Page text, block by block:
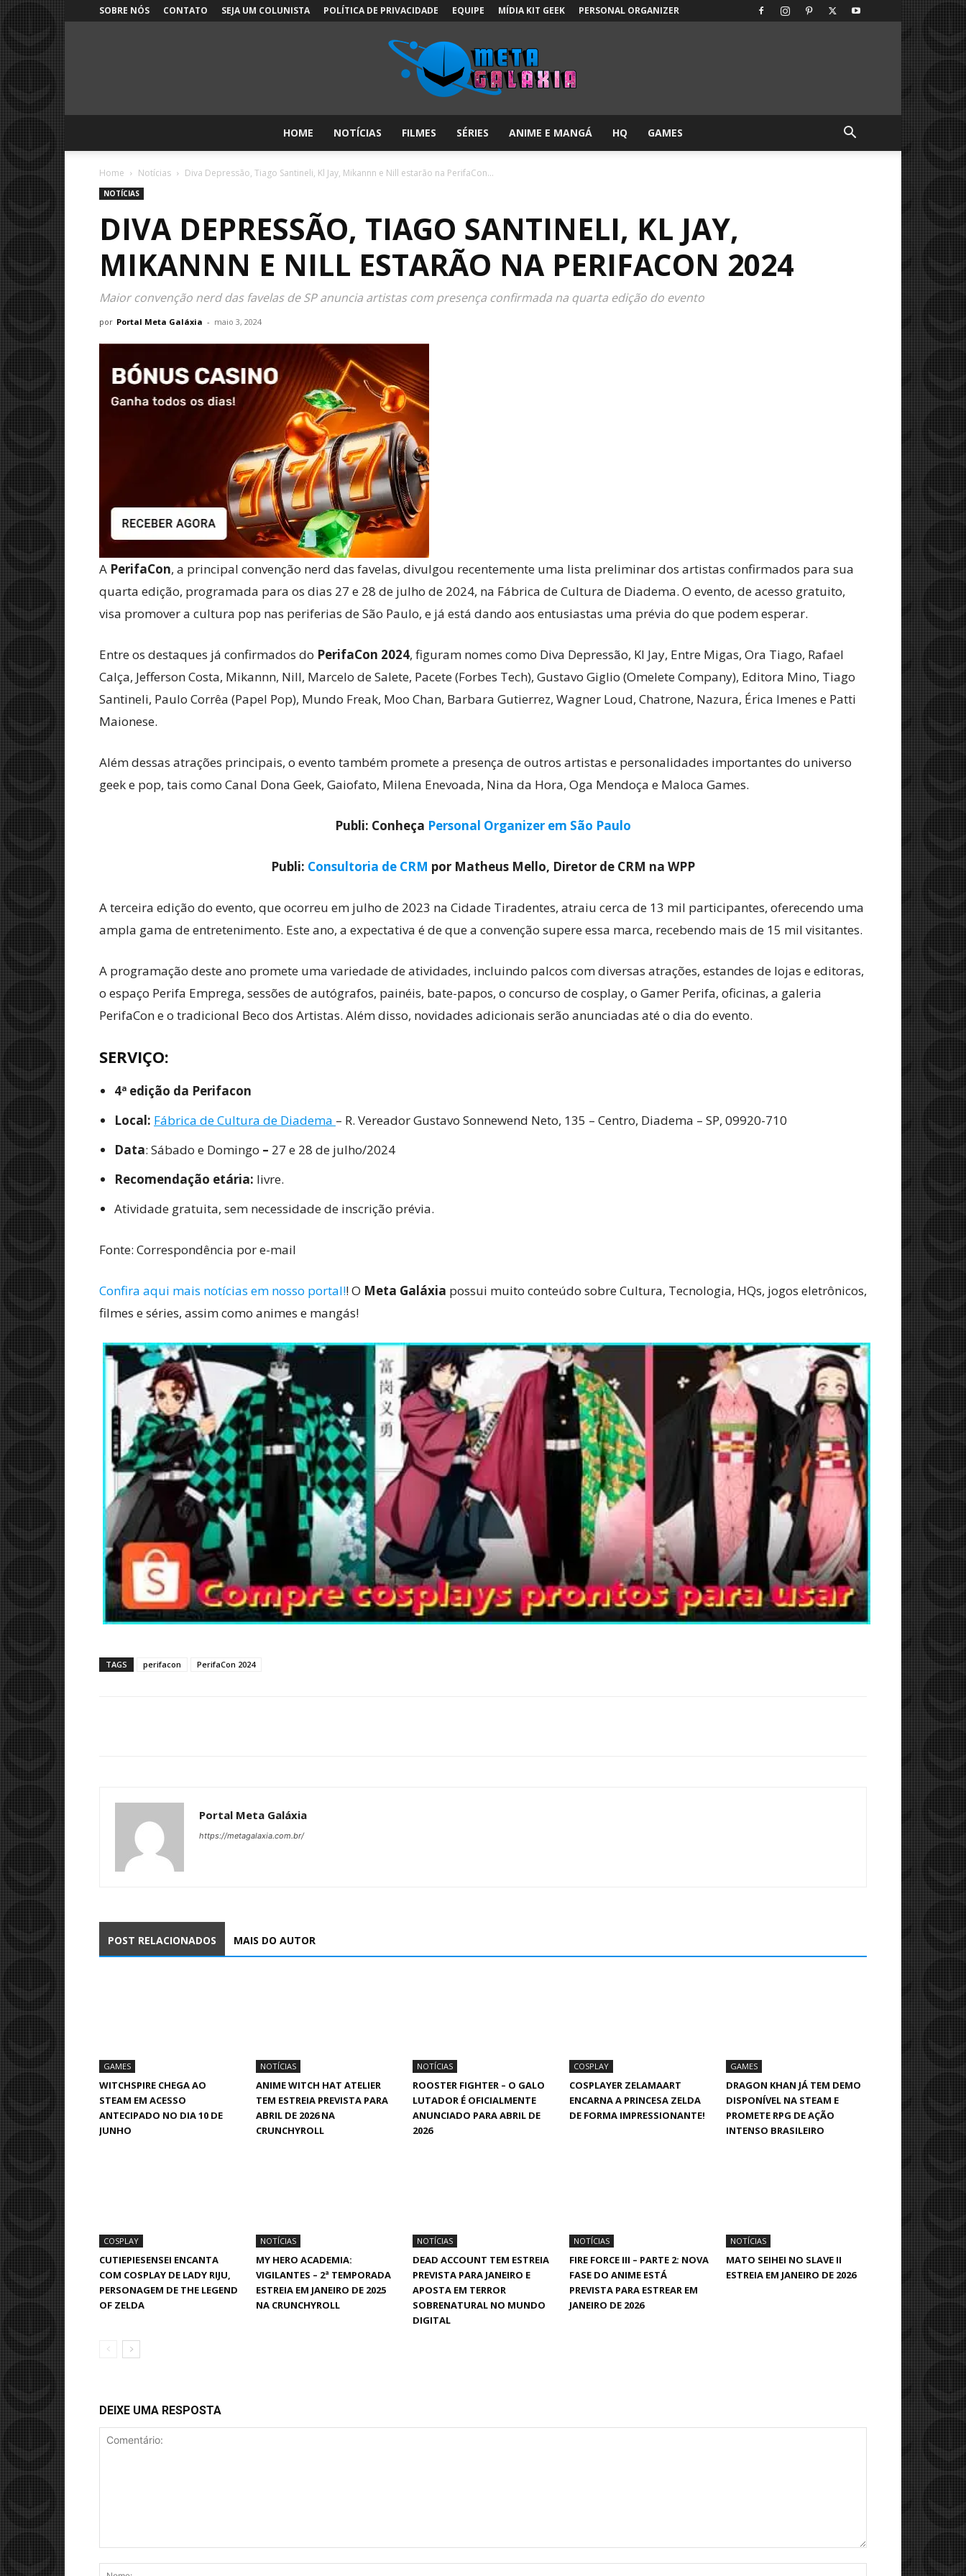
SOBRE NÓS CONTATO SEJA UM COLUNISTA POLÍTICA DE PRIVACIDADE EQUIPE MÍDIA KIT GEEK PERSONAL ORGANIZER
Galáxia:
sobre
Cultura
HOME NOTÍCIAS FILMES SÉRIES ANIME E MANGÁ HQ GAMES
Home Notícias Diva Depressão, Tiago Santineli, Kl Jay, Mikannn e Nill estarão na PerifaCon...
NOTÍCIAS
DIVA DEPRESSÃO, TIAGO SANTINELI, KL JAY,
MIKANNN E NILL ESTARÃO NA PERIFACON 2024
Maior convenção nerd das favelas de SP anuncia artistas com presença confirmada na quarta edição do evento
por Portal Meta Galáxia - maio 3, 2024
A PerifaCon, a principal convenção nerd das favelas, divulgou recentemente uma lista preliminar dos artistas confirmados para sua
quarta edição, programada para os dias 27 e 28 de julho de 2024, na Fábrica de Cultura de Diadema. O evento, de acesso gratuito,
visa promover a cultura pop nas periferias de São Paulo, e já está dando aos entusiastas uma prévia do que podem esperar.
Entre os destaques já confirmados do PerifaCon 2024, figuram nomes como Diva Depressão, Kl Jay, Entre Migas, Ora Tiago, Rafael
Calça, Jefferson Costa, Mikannn, Nill, Marcelo de Salete, Pacete (Forbes Tech), Gustavo Giglio (Omelete Company), Editora Mino, Tiago
Santineli, Paulo Corrêa (Papel Pop), Mundo Freak, Moo Chan, Barbara Gutierrez, Wagner Loud, Chatrone, Nazura, Érica Imenes e Patti
Maionese.
Além dessas atrações principais, o evento também promete a presença de outros artistas e personalidades importantes do universo
geek e pop, tais como Canal Dona Geek, Gaiofato, Milena Enevoada, Nina da Hora, Oga Mendoça e Maloca Games.
Publi: Conheça Personal Organizer em São Paulo
Publi: Consultoria de CRM por Matheus Mello, Diretor de CRM na WPP
A terceira edição do evento, que ocorreu em julho de 2023 na Cidade Tiradentes, atraiu cerca de 13 mil participantes, oferecendo uma
ampla gama de entretenimento. Este ano, a expectativa é de que a convenção supere essa marca, recebendo mais de 15 mil visitantes.
A programação deste ano promete uma variedade de atividades, incluindo palcos com diversas atrações, estandes de lojas e editoras,
o espaço Perifa Emprega, sessões de autógrafos, painéis, bate-papos, o concurso de cosplay, o Gamer Perifa, oficinas, a galeria
PerifaCon e o tradicional Beco dos Artistas. Além disso, novidades adicionais serão anunciadas até o dia do evento.
SERVIÇO:
4ª edição da Perifacon
Local: Fábrica de Cultura de Diadema – R. Vereador Gustavo Sonnewend Neto, 135 – Centro, Diadema – SP, 09920-710
Data: Sábado e Domingo – 27 e 28 de julho/2024
Recomendação etária: livre.
Atividade gratuita, sem necessidade de inscrição prévia.
Fonte: Correspondência por e-mail
Confira aqui mais notícias em nosso portal!! O Meta Galáxia possui muito conteúdo sobre Cultura, Tecnologia, HQs, jogos eletrônicos,
filmes e séries, assim como animes e mangás!
TAGS perifacon PerifaCon 2024
Portal Meta Galáxia
https://metagalaxia.com.br/
POST RELACIONADOS MAIS DO AUTOR
GAMES
WITCHSPIRE CHEGA AO
STEAM EM ACESSO
ANTECIPADO NO DIA 10 DE
JUNHO
NOTÍCIAS
ANIME WITCH HAT ATELIER
TEM ESTREIA PREVISTA PARA
ABRIL DE 2026 NA
CRUNCHYROLL
NOTÍCIAS
ROOSTER FIGHTER – O GALO
LUTADOR É OFICIALMENTE
ANUNCIADO PARA ABRIL DE
2026
COSPLAY
COSPLAYER ZELAMAART
ENCARNA A PRINCESA ZELDA
DE FORMA IMPRESSIONANTE!
GAMES
DRAGON KHAN JÁ TEM DEMO
DISPONÍVEL NA STEAM E
PROMETE RPG DE AÇÃO
INTENSO BRASILEIRO
COSPLAY
CUTIEPIESENSEI ENCANTA
COM COSPLAY DE LADY RIJU,
PERSONAGEM DE THE LEGEND
OF ZELDA
NOTÍCIAS
MY HERO ACADEMIA:
VIGILANTES – 2ª TEMPORADA
ESTREIA EM JANEIRO DE 2025
NA CRUNCHYROLL
NOTÍCIAS
DEAD ACCOUNT TEM ESTREIA
PREVISTA PARA JANEIRO E
APOSTA EM TERROR
SOBRENATURAL NO MUNDO
DIGITAL
NOTÍCIAS
FIRE FORCE III – PARTE 2: NOVA
FASE DO ANIME ESTÁ
PREVISTA PARA ESTREAR EM
JANEIRO DE 2026
NOTÍCIAS
MATO SEIHEI NO SLAVE II
ESTREIA EM JANEIRO DE 2026
DEIXE UMA RESPOSTA